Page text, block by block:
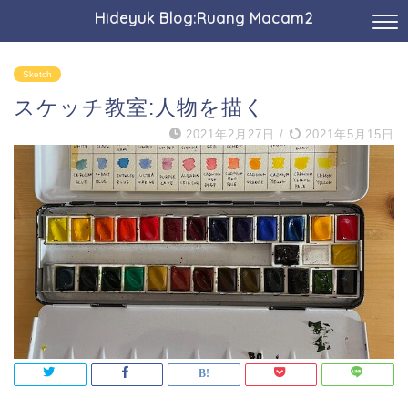
Hideyuk Blog:Ruang Macam2
Sketch
スケッチ教室:人物を描く
2021年2月27日 / 2021年5月15日